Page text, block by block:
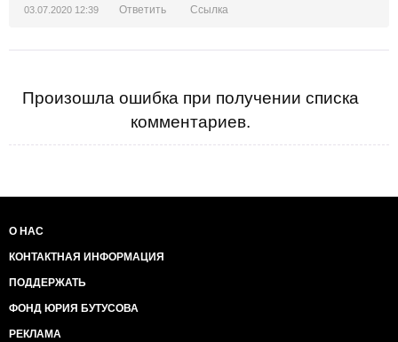
03.07.2020 12:39 Ответить Ссылка
Произошла ошибка при получении списка
комментариев.
О НАС
КОНТАКТНАЯ ИНФОРМАЦИЯ
ПОДДЕРЖАТЬ
ФОНД ЮРИЯ БУТУСОВА
РЕКЛАМА